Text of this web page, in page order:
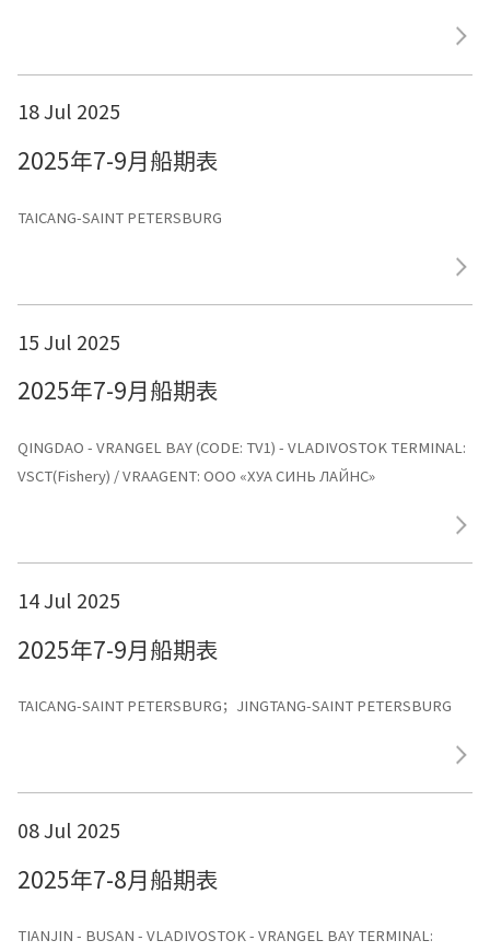
18 Jul 2025
2025年7-9月船期表
TAICANG-SAINT PETERSBURG
15 Jul 2025
2025年7-9月船期表
QINGDAO - VRANGEL BAY (CODE: TV1) - VLADIVOSTOK TERMINAL:
VSCT(Fishery) / VRAAGENT: ООО «ХУА СИНЬ ЛАЙНС»
14 Jul 2025
2025年7-9月船期表
TAICANG-SAINT PETERSBURG；JINGTANG-SAINT PETERSBURG
08 Jul 2025
2025年7-8月船期表
TIANJIN - BUSAN - VLADIVOSTOK - VRANGEL BAY TERMINAL: